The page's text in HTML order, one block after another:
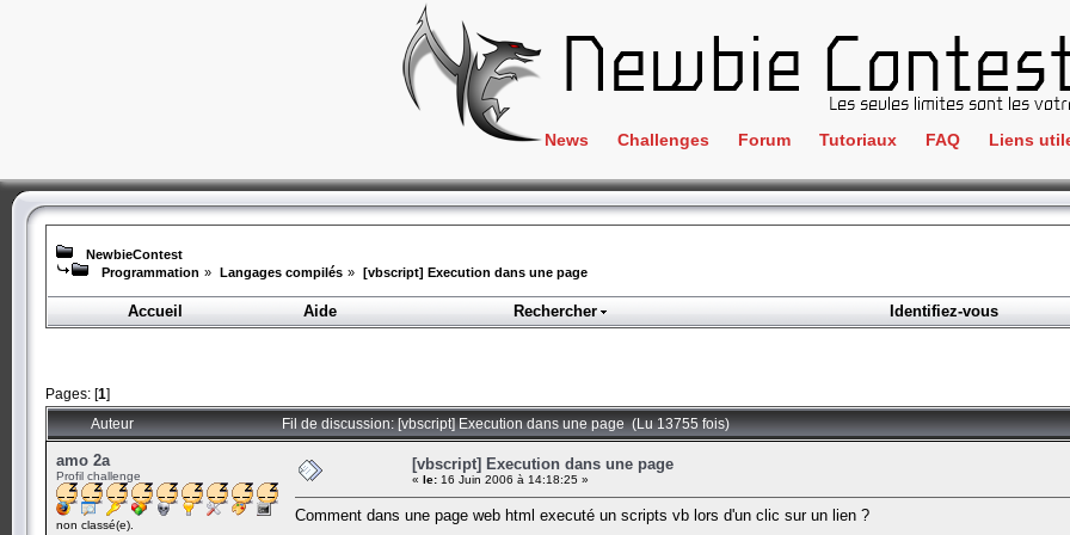
News Challenges
Crackme
ClientSide
Forensics
Programmation
Wargame
Forum Tutoriaux FAQ Liens
IRC
NewbieContest
Programmation » Langages compilés » [vbscript] Execution dans une page
Accueil Aide Rechercher Identifiez-vous
Pages: [1]
Auteur
Fil de discussion: [vbscript] Execution dans une page (Lu 13755 fois)
amo 2a
Profil challenge
non classé(e).
[vbscript] Execution dans une page
« le: 16 Juin 2006 à 14:18:25 »
Comment dans une page web html executé un scripts vb lors d'un clic sur un lien ?